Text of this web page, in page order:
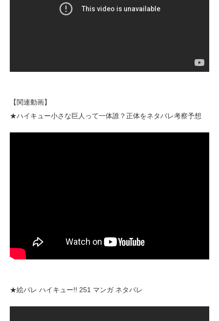
【関連動画】
★ハイキュー小さな巨人って一体誰？正体をネタバレ考察予想
★絵バレ ハイキュー!! 251 マンガ ネタバレ